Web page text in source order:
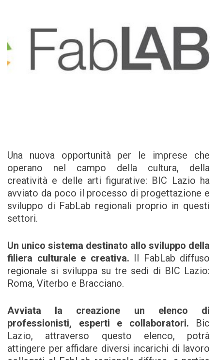
Una nuova opportunità per le imprese che
operano nel campo della cultura, della
creatività e delle arti figurative: BIC Lazio ha
avviato da poco il processo di progettazione e
sviluppo di FabLab regionali proprio in questi
settori.
Un unico sistema destinato allo sviluppo della
filiera culturale e creativa. Il FabLab diffuso
regionale si sviluppa su tre sedi di BIC Lazio:
Roma, Viterbo e Bracciano.
Avviata la creazione un elenco di
professionisti, esperti e collaboratori. Bic
Lazio, attraverso questo elenco, potrà
attingere per affidare diversi incarichi di lavoro